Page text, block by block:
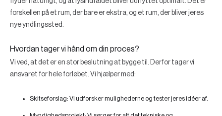
forskellen på et rum, der bare er ekstra, og et rum, der bliver jeres
nye yndlingssted.
Hvordan tager vi hånd om din proces?
Vi ved, at det er en stor beslutning at bygge til. Derfor tager vi
ansvaret for hele forløbet. Vi hjælper med:
Skitseforslag: Vi udforsker mulighederne og tester jeres idéer af.